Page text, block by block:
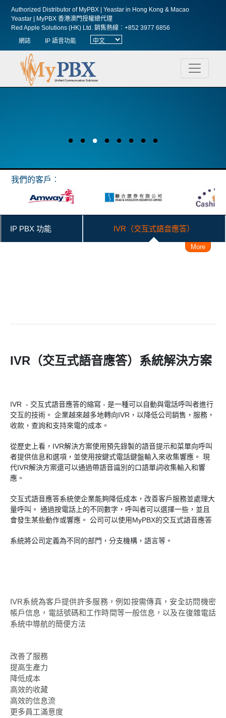
Authorized Distributor of MyPBX | Yeastar in Hong Kong & Macao
Yeastar | MyPBX 香港澳門授權總代理
Red Apple Solutions (HK) Ltd.銷售熱線︰+852 3977 6856
網誌
IP 語音功能
我們的客戶︰
More
IP PBX 功能 IVR（交互式語音應答）
DISA（直接向內系統訪問） 快速撥號 Follow Me
呼叫隊列 三方通話 電話會議 來電接駁
電話監控 語音郵件到電子郵件 通話錄音
中繼線 BLF（Busy Lamp Field）
MyPBX 電話系統可支援 T1 ( IDAP ) 線
支援 SIP Digital Line 解決方案 與傳統PBX集成
IVR（交互式語音應答）系統解決方案
IVR - 交互式語音應答的縮寫 - 是一種可以自動與電話呼叫者進行
交互的技術。 企業越來越多地轉向IVR，以降低公司銷售，服務，
收款，查詢和支持來電的成本。
從歷史上看，IVR解決方案使用預先錄製的語音提示和菜單向呼叫
者提供信息和選項，並使用按鍵式電話鍵盤輸入來收集響應。 現
代IVR解決方案還可以通過帶語音識別的口語單詞收集輸入和響
應。
交互式語音應答系統使企業能夠降低成本，改善客戶服務並處理大
量呼叫。 通過按電話上的不同數字，呼叫者可以選擇一些，並且
會發生某些動作或響應。 公司可以使用MyPBX的交互式語音應答
系統將公司定義為不同的部門，分支機構，語言等。
IVR系統為客戶提供許多服務，例如按需傳真，安全訪問機密
帳戶信息，電話號碼和工作時間等一般信息，以及在復雜電話
系統中導航的簡便方法
改善了服務
提高生產力
降低成本
高效的收藏
高效的信息流
更多員工滿意度